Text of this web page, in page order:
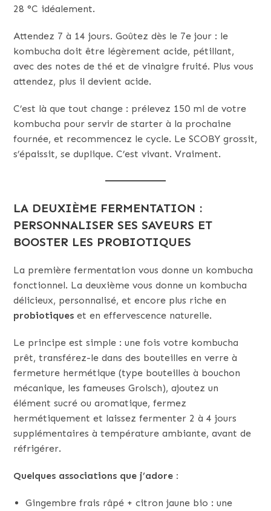
28 °C idéalement.
Attendez 7 à 14 jours. Goûtez dès le 7e jour : le
kombucha doit être légèrement acide, pétillant,
avec des notes de thé et de vinaigre fruité. Plus vous
attendez, plus il devient acide.
C’est là que tout change : prélevez 150 ml de votre
kombucha pour servir de starter à la prochaine
fournée, et recommencez le cycle. Le SCOBY grossit,
s’épaissit, se duplique. C’est vivant. Vraiment.
LA DEUXIÈME FERMENTATION :
PERSONNALISER SES SAVEURS ET
BOOSTER LES PROBIOTIQUES
La première fermentation vous donne un kombucha
fonctionnel. La deuxième vous donne un kombucha
délicieux, personnalisé, et encore plus riche en
probiotiques et en effervescence naturelle.
Le principe est simple : une fois votre kombucha
prêt, transférez-le dans des bouteilles en verre à
fermeture hermétique (type bouteilles à bouchon
mécanique, les fameuses Grolsch), ajoutez un
élément sucré ou aromatique, fermez
hermétiquement et laissez fermenter 2 à 4 jours
supplémentaires à température ambiante, avant de
réfrigérer.
Quelques associations que j’adore :
Gingembre frais râpé + citron jaune bio : une